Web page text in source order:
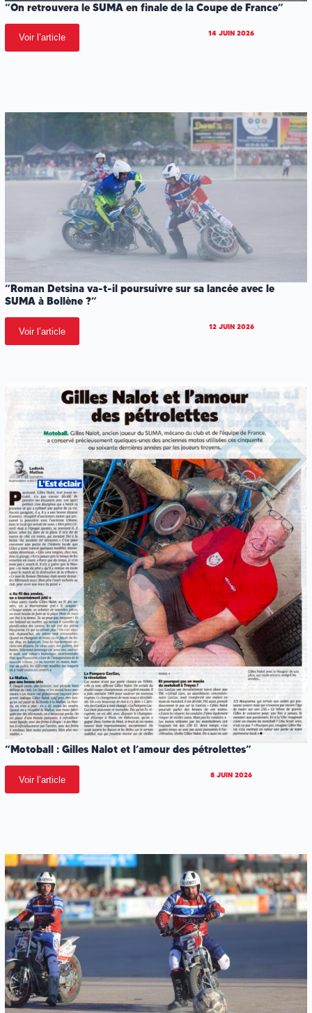
“On retrouvera le SUMA en finale de la Coupe de France”
Voir l’article 14 JUIN 2026
“Roman Detsina va-t-il poursuivre sur sa lancée avec le
SUMA à Bollène ?”
Voir l’article 12 JUIN 2026
“Motoball : Gilles Nalot et l’amour des pétrolettes”
Voir l’article 8 JUIN 2026